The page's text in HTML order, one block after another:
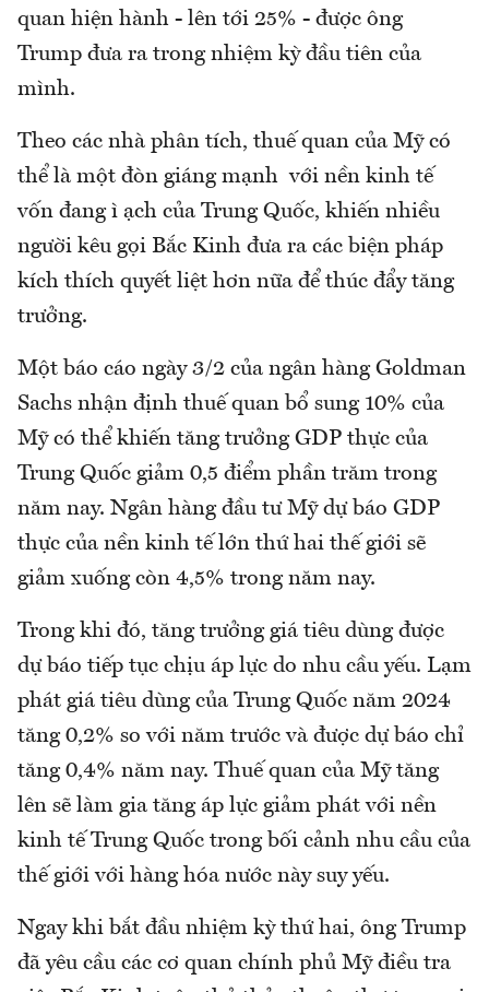
quan hiện hành - lên tới 25% - được ông
Trump đưa ra trong nhiệm kỳ đầu tiên của
mình.
Theo các nhà phân tích, thuế quan của Mỹ có
thể là một đòn giáng mạnh với nền kinh tế
vốn đang ì ạch của Trung Quốc, khiến nhiều
người kêu gọi Bắc Kinh đưa ra các biện pháp
kích thích quyết liệt hơn nữa để thúc đẩy tăng
trưởng.
Một báo cáo ngày 3/2 của ngân hàng Goldman
Sachs nhận định thuế quan bổ sung 10% của
Mỹ có thể khiến tăng trưởng GDP thực của
Trung Quốc giảm 0,5 điểm phần trăm trong
năm nay. Ngân hàng đầu tư Mỹ dự báo GDP
thực của nền kinh tế lớn thứ hai thế giới sẽ
giảm xuống còn 4,5% trong năm nay.
Trong khi đó, tăng trưởng giá tiêu dùng được
dự báo tiếp tục chịu áp lực do nhu cầu yếu. Lạm
phát giá tiêu dùng của Trung Quốc năm 2024
tăng 0,2% so với năm trước và được dự báo chỉ
tăng 0,4% năm nay. Thuế quan của Mỹ tăng
lên sẽ làm gia tăng áp lực giảm phát với nền
kinh tế Trung Quốc trong bối cảnh nhu cầu của
thế giới với hàng hóa nước này suy yếu.
Ngay khi bắt đầu nhiệm kỳ thứ hai, ông Trump
đã yêu cầu các cơ quan chính phủ Mỹ điều tra